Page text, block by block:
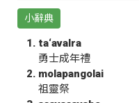
小辭典
ta‘avalra
勇士成年禮
molapangolai
祖靈祭